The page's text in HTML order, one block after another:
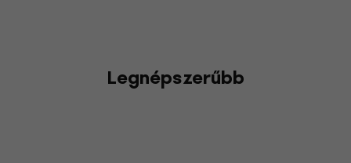
Legnépszerűbb